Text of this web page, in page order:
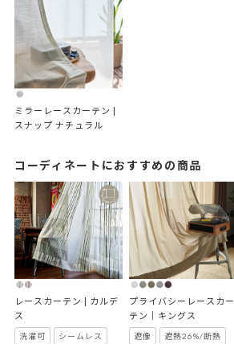
ミラーレースカーテン |
スナップ ナチュラル
コーディネートにおすすめの商品
レースカーテン | カルデ
ス
洗濯可 シームレス
プライバシーレースカー
テン｜キングス
遮像 遮熱26%/断熱